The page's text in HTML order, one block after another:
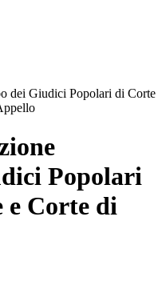
dei Giudici Popolari di Corte
Popolari
e Corte di